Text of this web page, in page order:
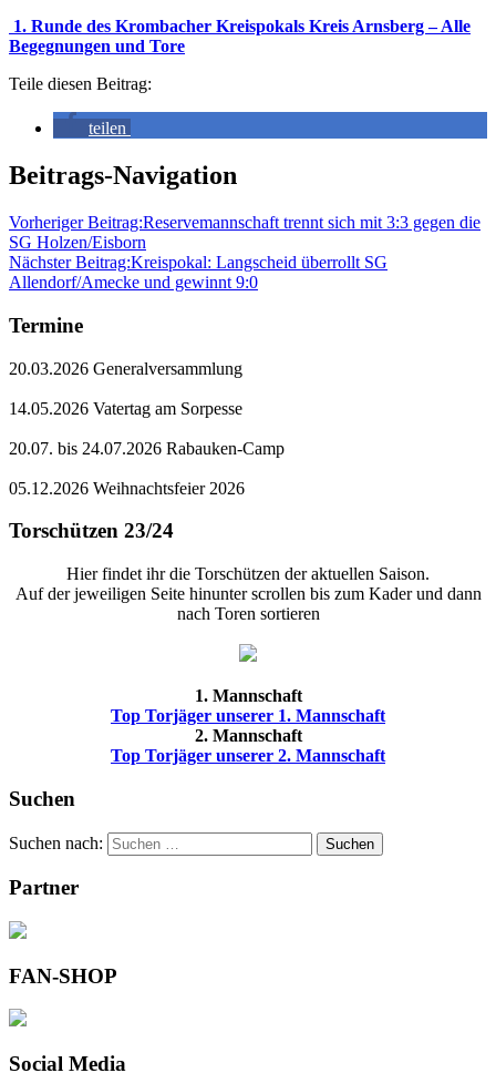
1. Runde des Krombacher Kreispokals Kreis Arnsberg – Alle
Begegnungen und Tore
Teile diesen Beitrag:
teilen
Beitrags-Navigation
Vorheriger Beitrag:Reservemannschaft trennt sich mit 3:3 gegen die
SG Holzen/Eisborn
Nächster Beitrag:Kreispokal: Langscheid überrollt SG
Allendorf/Amecke und gewinnt 9:0
Termine
20.03.2026 Generalversammlung
14.05.2026 Vatertag am Sorpesse
20.07. bis 24.07.2026 Rabauken-Camp
05.12.2026 Weihnachtsfeier 2026
Torschützen 23/24
Hier findet ihr die Torschützen der aktuellen Saison.
Auf der jeweiligen Seite hinunter scrollen bis zum Kader und dann
nach Toren sortieren
1. Mannschaft
Top Torjäger unserer 1. Mannschaft
2. Mannschaft
Top Torjäger unserer 2. Mannschaft
Suchen
Suchen nach: Suchen
Partner
FAN-SHOP
Social Media